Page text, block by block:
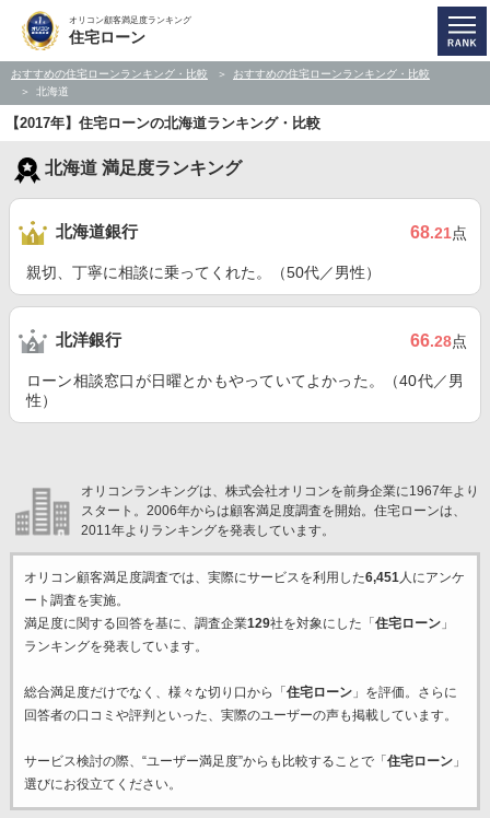
オリコン顧客満足度ランキング
住宅ローン
おすすめの住宅ローンランキング・比較
おすすめの住宅ローンランキング・比較
北海道
【2017年】住宅ローンの北海道ランキング・比較
北海道 満足度ランキング
北海道銀行 68.21点
親切、丁寧に相談に乗ってくれた。（50代／男性）
北洋銀行 66.28点
ローン相談窓口が日曜とかもやっていてよかった。（40代／男
性）
オリコンランキングは、株式会社オリコンを前身企業に1967年より
スタート。2006年からは顧客満足度調査を開始。住宅ローンは、
2011年よりランキングを発表しています。
オリコン顧客満足度調査では、実際にサービスを利用した6,451人にアンケ
ート調査を実施。
満足度に関する回答を基に、調査企業129社を対象にした「 住宅ローン」
ランキングを発表しています。
総合満足度だけでなく、様々な切り口から「 住宅ローン」を評価。さらに
回答者の口コミや評判といった、実際のユーザーの声も掲載しています。
サービス検討の際、“ユーザー満足度”からも比較することで「 住宅ローン」
選びにお役立てください。